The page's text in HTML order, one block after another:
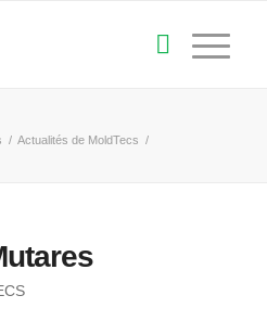
/ Actualités de MoldTecs /